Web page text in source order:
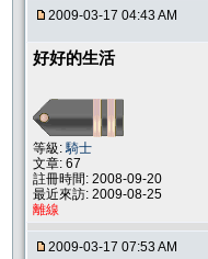
2009-03-17 04:43 AM
好好的生活
等級:騎士
文章: 67
註冊時間: 2008-09-20
最近來訪: 2009-08-25
離線
2009-03-17 07:53 AM